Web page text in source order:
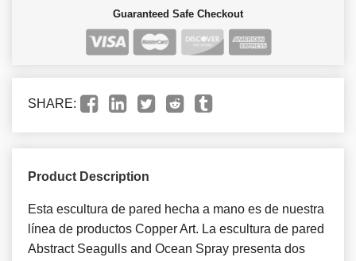
Guaranteed Safe Checkout
SHARE:
Product Description
Esta escultura de pared hecha a mano es de nuestra
línea de productos Copper Art. La escultura de pared
Abstract Seagulls and Ocean Spray presenta dos